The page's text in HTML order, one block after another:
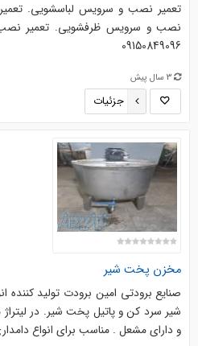
تعمیر نصب و سرویس لباسشویی.
نصب و سرویس ظرفشویی. تعمیر
09150849096
3 سال پیش
جزئیات
مخزن پخت شیر
صنایع برودتی امین برودت تولید کننده
شیر سرد کن و پاتیل پخت شیر. در
و دارای مشعل . مناسب برای انواع